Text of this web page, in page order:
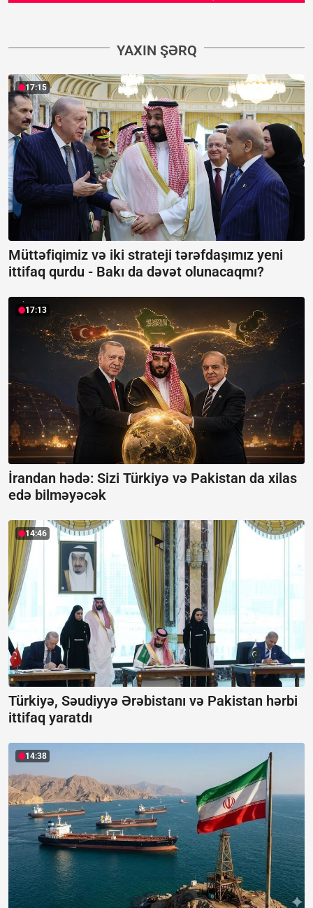
YAXIN ŞƏRQ
17:15
Müttəfiqimiz və iki strateji tərəfdaşımız yeni
ittifaq qurdu - Bakı da dəvət olunacaqmı?
17:13
İrandan hədə: Sizi Türkiyə və Pakistan da xilas
edə bilməyəcək
14:46
Türkiyə, Səudiyyə Ərəbistanı və Pakistan hərbi
ittifaq yaratdı
14:38